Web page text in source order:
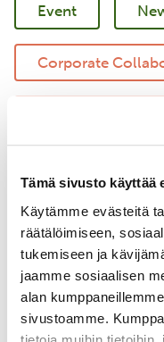
Tämä sivusto käyttää
Käytämme evästeitä
räätälöimiseen,
tukemiseen ja
jaamme sosiaalisen
alan
sivustoamme.
Event
Corporate
Marine
Forestry